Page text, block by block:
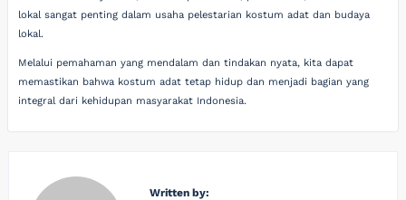
lokal sangat penting dalam usaha pelestarian kostum adat dan budaya
lokal.
Melalui pemahaman yang mendalam dan tindakan nyata, kita dapat
memastikan bahwa kostum adat tetap hidup dan menjadi bagian yang
integral dari kehidupan masyarakat Indonesia.
Written by: